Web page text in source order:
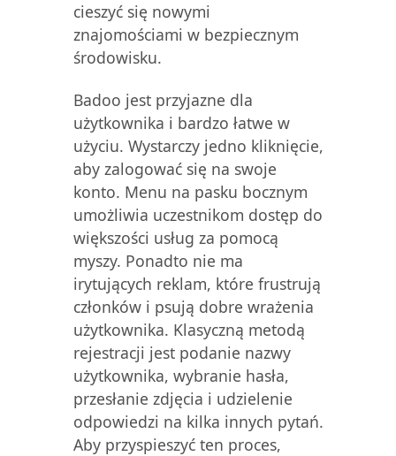
cieszyć się nowymi
znajomościami w bezpiecznym
środowisku.
Badoo jest przyjazne dla
użytkownika i bardzo łatwe w
użyciu. Wystarczy jedno kliknięcie,
aby zalogować się na swoje
konto. Menu na pasku bocznym
umożliwia uczestnikom dostęp do
większości usług za pomocą
myszy. Ponadto nie ma
irytujących reklam, które frustrują
członków i psują dobre wrażenia
użytkownika. Klasyczną metodą
rejestracji jest podanie nazwy
użytkownika, wybranie hasła,
przesłanie zdjęcia i udzielenie
odpowiedzi na kilka innych pytań.
Aby przyspieszyć ten proces,